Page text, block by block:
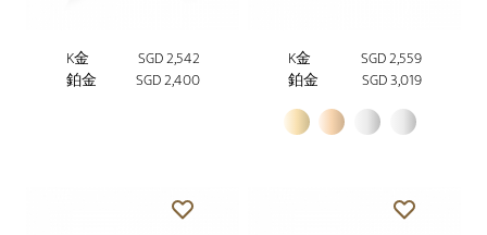
K金
SGD 2,542
鉑金
SGD 2,400
K金
SGD 2,559
鉑金
SGD 3,019